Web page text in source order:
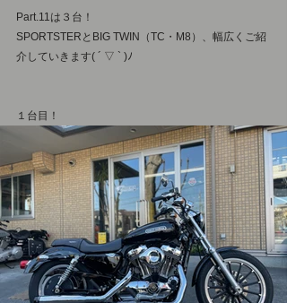
Part.11は３台！
SPORTSTERとBIG TWIN（TC・M8）、幅広くご紹
介していきます( ´ ▽ ` )ﾉ
１台目！